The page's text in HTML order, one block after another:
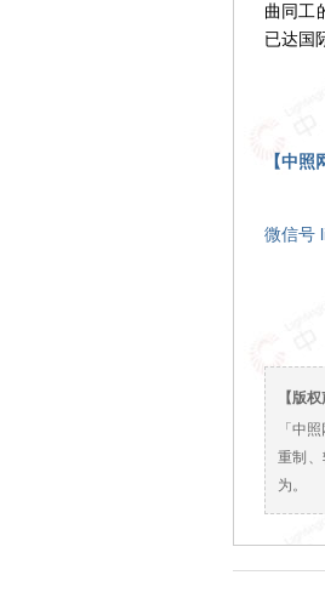
曲同工
已达国
【中照
微信号
【版权
「中
重制
为。